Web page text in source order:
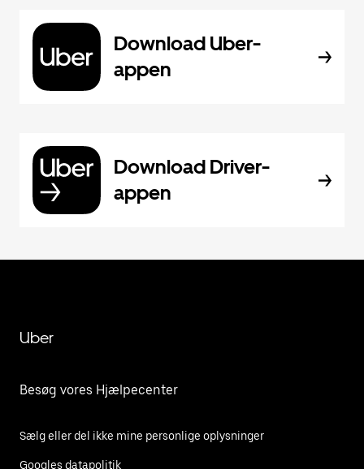
Download Uber-
appen
Download Driver-
appen
Uber
Besøg vores Hjælpecenter
Sælg eller del ikke mine personlige oplysninger
Googles datapolitik